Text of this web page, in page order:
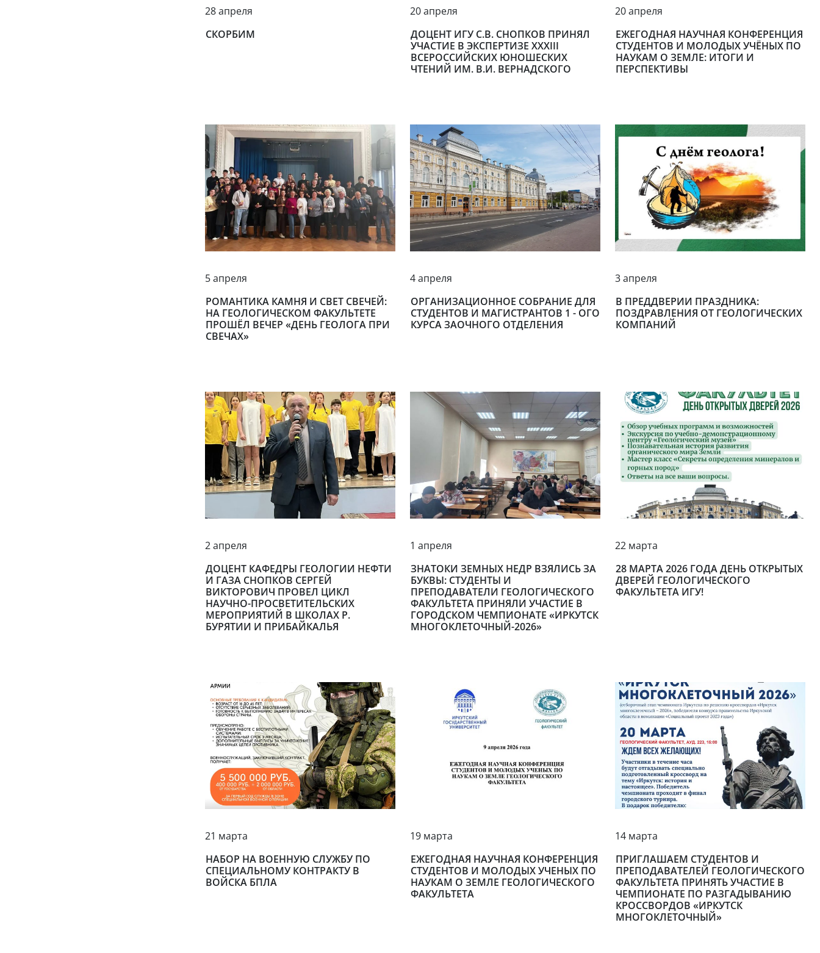
28 апреля
СКОРБИМ
20 апреля
ДОЦЕНТ ИГУ С.В. СНОПКОВ ПРИНЯЛ
УЧАСТИЕ В ЭКСПЕРТИЗЕ XXXIII
ВСЕРОССИЙСКИХ ЮНОШЕСКИХ
ЧТЕНИЙ ИМ. В.И. ВЕРНАДСКОГО
20 апреля
ЕЖЕГОДНАЯ НАУЧНАЯ КОНФЕРЕНЦИЯ
СТУДЕНТОВ И МОЛОДЫХ УЧЁНЫХ ПО
НАУКАМ О ЗЕМЛЕ: ИТОГИ И
ПЕРСПЕКТИВЫ
5 апреля
РОМАНТИКА КАМНЯ И СВЕТ СВЕЧЕЙ:
НА ГЕОЛОГИЧЕСКОМ ФАКУЛЬТЕТЕ
ПРОШЁЛ ВЕЧЕР «ДЕНЬ ГЕОЛОГА ПРИ
СВЕЧАХ»
4 апреля
ОРГАНИЗАЦИОННОЕ СОБРАНИЕ ДЛЯ
СТУДЕНТОВ И МАГИСТРАНТОВ 1 - ОГО
КУРСА ЗАОЧНОГО ОТДЕЛЕНИЯ
3 апреля
В ПРЕДДВЕРИИ ПРАЗДНИКА:
ПОЗДРАВЛЕНИЯ ОТ ГЕОЛОГИЧЕСКИХ
КОМПАНИЙ
2 апреля
ДОЦЕНТ КАФЕДРЫ ГЕОЛОГИИ НЕФТИ
И ГАЗА СНОПКОВ СЕРГЕЙ
ВИКТОРОВИЧ ПРОВЕЛ ЦИКЛ
НАУЧНО-ПРОСВЕТИТЕЛЬСКИХ
МЕРОПРИЯТИЙ В ШКОЛАХ Р.
БУРЯТИИ И ПРИБАЙКАЛЬЯ
1 апреля
ЗНАТОКИ ЗЕМНЫХ НЕДР ВЗЯЛИСЬ ЗА
БУКВЫ: СТУДЕНТЫ И
ПРЕПОДАВАТЕЛИ ГЕОЛОГИЧЕСКОГО
ФАКУЛЬТЕТА ПРИНЯЛИ УЧАСТИЕ В
ГОРОДСКОМ ЧЕМПИОНАТЕ «ИРКУТСК
МНОГОКЛЕТОЧНЫЙ-2026»
22 марта
28 МАРТА 2026 ГОДА ДЕНЬ ОТКРЫТЫХ
ДВЕРЕЙ ГЕОЛОГИЧЕСКОГО
ФАКУЛЬТЕТА ИГУ!
21 марта
НАБОР НА ВОЕННУЮ СЛУЖБУ ПО
СПЕЦИАЛЬНОМУ КОНТРАКТУ В
ВОЙСКА БПЛА
19 марта
ЕЖЕГОДНАЯ НАУЧНАЯ КОНФЕРЕНЦИЯ
СТУДЕНТОВ И МОЛОДЫХ УЧЕНЫХ ПО
НАУКАМ О ЗЕМЛЕ ГЕОЛОГИЧЕСКОГО
ФАКУЛЬТЕТА
14 марта
ПРИГЛАШАЕМ СТУДЕНТОВ И
ПРЕПОДАВАТЕЛЕЙ ГЕОЛОГИЧЕСКОГО
ФАКУЛЬТЕТА ПРИНЯТЬ УЧАСТИЕ В
ЧЕМПИОНАТЕ ПО РАЗГАДЫВАНИЮ
КРОССВОРДОВ «ИРКУТСК
МНОГОКЛЕТОЧНЫЙ»